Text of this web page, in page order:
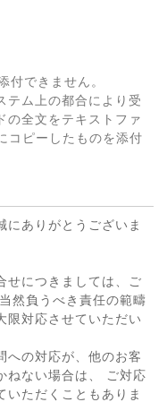
付できません。
ム上の都合により受
の全文をテキストファ
コピーしたものを添付
にありがとうございま
せにつきましては、ご
然負うべき責任の範疇
限対応させていただい
への対応が、他のお客
ねない場合は、 ご対応
いただくこともありま